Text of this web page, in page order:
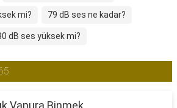
mi? 79 dB ses ne kadar?
dB ses yüksek mi?